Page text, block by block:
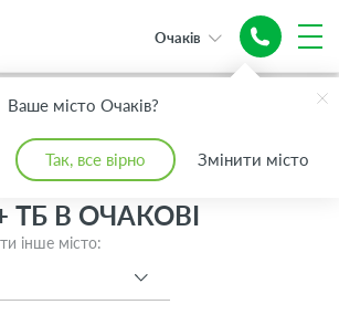
Ваше місто Очаків?
Так, все вірно Змінити місто
Очаків
Преміум + Інтернет 1 Гіг GPON
ТБ В ОЧАКОВІ
інше місто: